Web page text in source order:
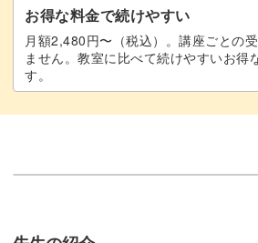
お得な料金で続けやすい
月額2,480円〜（税込）。講座ごとの
ません。教室に比べて続けやすいお得
す。